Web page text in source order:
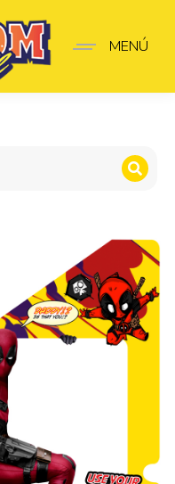
MENÚ